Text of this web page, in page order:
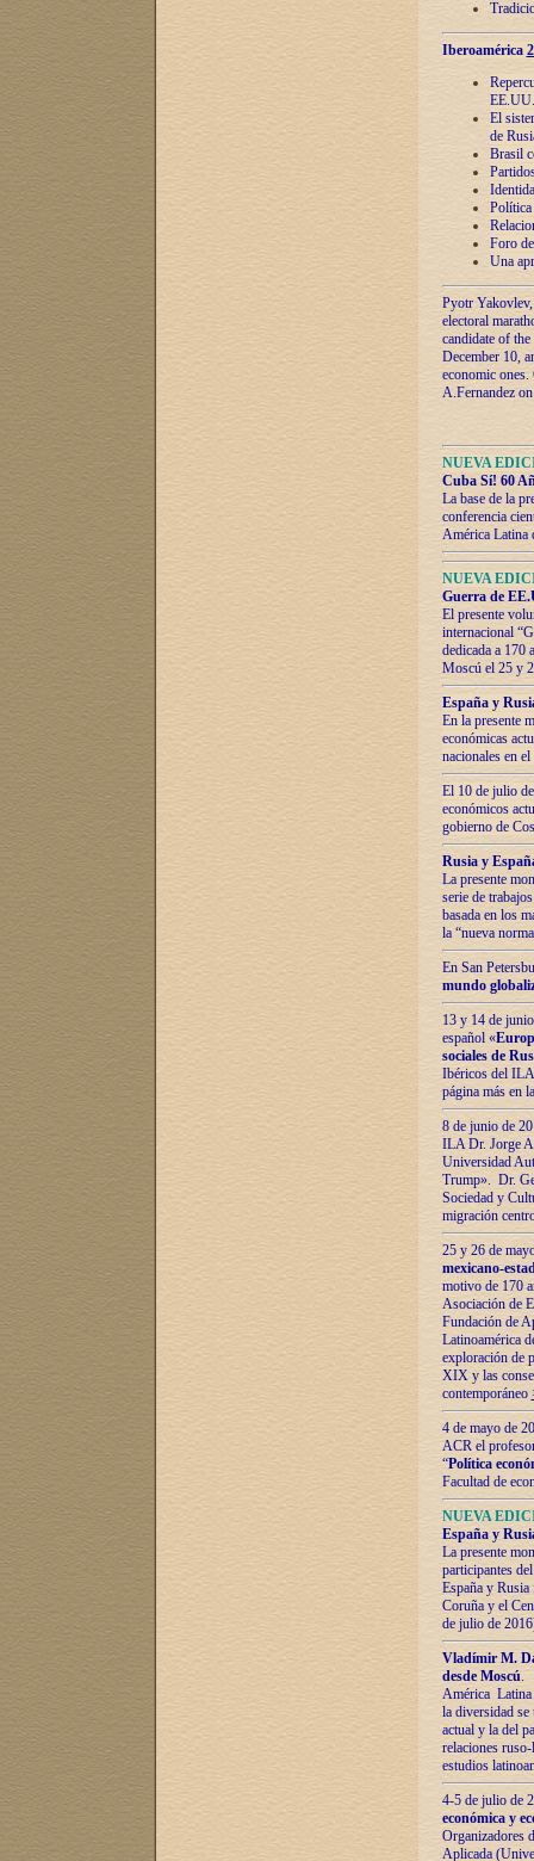
Iberoamérica
EE.UU.
El
de
Brasil
Política
Foro
Una
Pyotr
electoral
candidate of
December 10,
economic
A.Fernandez
NUEVA
Cuba Sí! 60
La base de la
conferencia
América Latina
NUEVA
Guerra de
El presente
internacional
dedicada a 170
Moscú el 25 y
España y
En la presente
económicas
nacionales en
El 10 de julio
económicos
gobierno de
Rusia y
La presente
serie de
basada en los
la “nueva
En San
mundo
13 y 14 de
español «
sociales de
Ibéricos del ILA
página más en
8 de junio de
ILA Dr. Jorge
Universidad
Trump». Dr.
Sociedad y
migración
25 y 26 de
mexicano-
motivo de 170
Asociación de
Fundación de
Latinoamérica
exploración de
XIX y las
contemporáneo
4 de mayo de
ACR el
“Política
Facultad de
NUEVA
España y
La presente
participantes
España y
Coruña y el
de julio de
Vladímir М.
desde Moscú.
América Latina
la diversidad
actual у lа del
relaciones
estudios
4-5 de julio de
económica y
Organizadores
Aplicada